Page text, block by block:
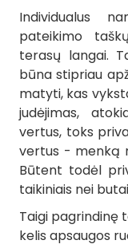
Individualus
pateikimo
terasų langai.
būna stipriau
matyti, kas
judėjimas,
vertus, toks
vertus - menką
Būtent todėl
taikiniais nei
Taigi pagrindinę
kelis apsaugos